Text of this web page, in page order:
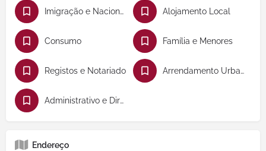
Imigração e Nacionalidade Alojamento Local
Consumo Família e Menores
Registos e Notariado Arrendamento Urbano
Administrativo e Direito Público
Endereço